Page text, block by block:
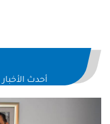
أحدث الأخبار